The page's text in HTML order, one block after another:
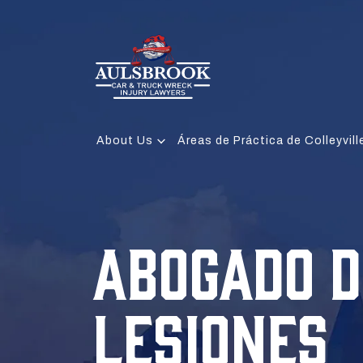
About Us Áreas de Práctica de
ABOGADO
LESIONES